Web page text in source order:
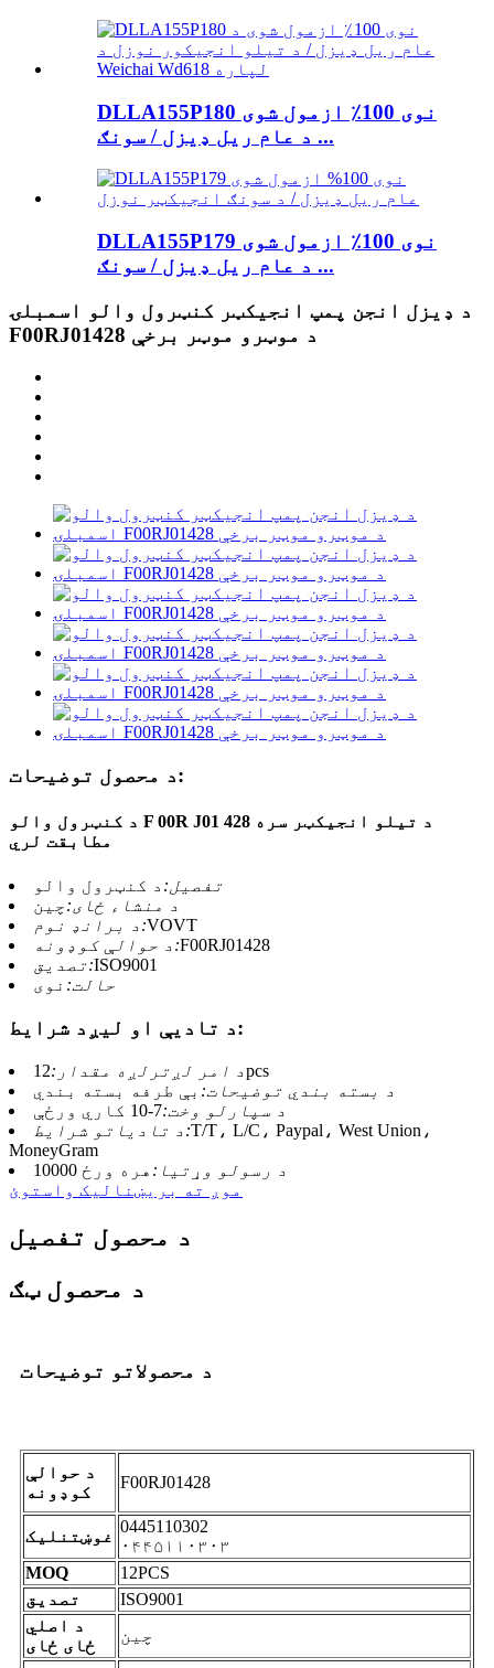
DLLA155P180 نوی 100٪ ازمول شوی
د عام ریل ډیزل / سونګ ...
DLLA155P179 نوی 100٪ ازمول شوی
د عام ریل ډیزل / سونګ ...
د ډیزل انجن پمپ انجیکټر کنټرول والو اسمبلۍ
F00RJ01428 د موټرو موټر برخې
د محصول توضیحات:
د کنټرول والو F 00R J01 428 د تیلو انجیکټر سره
مطابقت لري
تفصیل: د کنټرول والو
د منشاء ځای:چین
د برانډ نوم:VOVT
د حوالې کوډونه:F00RJ01428
تصدیق:ISO9001
حالت: نوی
د تادیې او لیږد شرایط:
د امر لږترلږه مقدار:12pcs
د بسته بندي توضیحات: بې طرفه بسته بندي
د سپارلو وخت:7-10 کاري ورځې
د تادیاتو شرایط:T/T، L/C، Paypal، West Union،
MoneyGram
د رسولو وړتیا: هره ورځ 10000
موږ ته بریښنالیک واستوئ
د محصول تفصیل
د محصول ټګ
د محصولاتو توضیحات
د حوالې
کوډونه
F00RJ01428
غوښتنلیک
0445110302
۰۴۴۵۱۱۰۳۰۳
MOQ
12PCS
تصدیق
ISO9001
د اصلي
ځای ځای
چین